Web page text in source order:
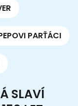
PARŤÁCI
SLAVÍ